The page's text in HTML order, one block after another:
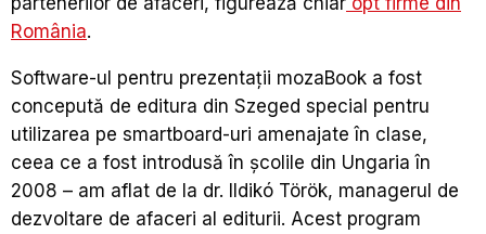
România.
Software-ul pentru prezentații mozaBook a fost
concepută de editura din Szeged special pentru
utilizarea pe smartboard-uri amenajate în clase,
ceea ce a fost introdusă în școlile din Ungaria în
2008 – am aflat de la dr. Ildikó Török, managerul de
dezvoltare de afaceri al editurii. Acest program